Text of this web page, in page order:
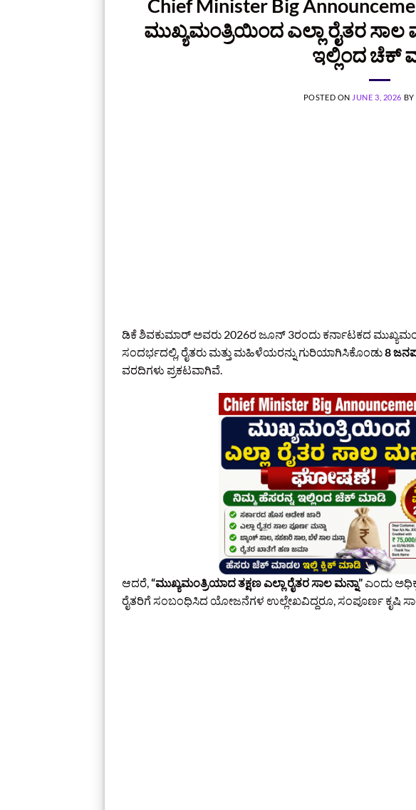
Chief Minister Big
ಮುಖ್ಯಮಂತ್ರಿಯಿಂದ ಎಲ್ಲಾ ರೈತರ
ಇಲ್ಲಿಂದ ಚೆಕ್‌
POSTED ON JUNE 3, 2026 BY
ಡಿಕೆ ಶಿವಕುಮಾರ್ ಅವರು 2026ರ ಜೂನ್ 3ರಂದು ಕರ್ನಾಟಕದ
ಸಂದರ್ಭದಲ್ಲಿ, ರೈತರು ಮತ್ತು ಮಹಿಳೆಯರನ್ನು ಗುರಿಯಾಗಿಸಿಕೊಂಡು8
ವರದಿಗಳು ಪ್ರಕಟವಾಗಿವೆ.
ಆದರೆ,“ಮುಖ್ಯಮಂತ್ರಿಯಾದ ತಕ್ಷಣ ಎಲ್ಲಾ ರೈತರ ಸಾಲ ಮನ್ನಾ”ಎಂದು
ರೈತರಿಗೆ ಸಂಬಂಧಿಸಿದ ಯೋಜನೆಗಳ ಉಲ್ಲೇಖವಿದ್ದರೂ, ಸಂಪೂರ್ಣ ಕೃಷಿ ಸಾಲ